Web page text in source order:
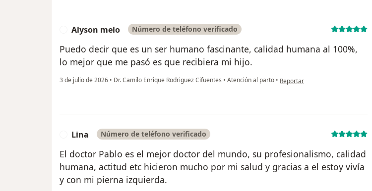
Alyson melo Número de teléfono verificado
Puedo decir que es un ser humano fascinante, calidad humana al 100%,
lo mejor que me pasó es que recibiera mi hijo.
3 de julio de 2026 • Dr. Camilo Enrique Rodriguez Cifuentes • Atención al parto • en opinión del usuario Alyson melo
Reportar
Lina Número de teléfono verificado
El doctor Pablo es el mejor doctor del mundo, su profesionalismo, calidad
humana, actitud etc hicieron mucho por mi salud y gracias a el estoy vivía
y con mi pierna izquierda.